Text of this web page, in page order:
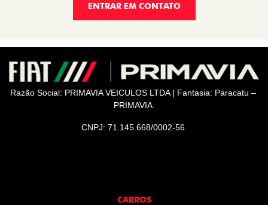
ENTRAR EM CONTATO
Razão Social: PRIMAVIA VEICULOS LTDA | Fantasia: Paracatu –
PRIMAVIA
CNPJ: 71.145.668/0002-56
CARROS